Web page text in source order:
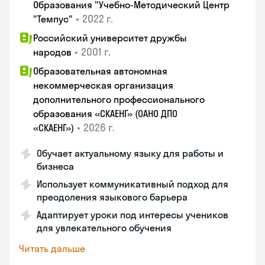
Образования "Учебно-Методический Центр
"Темпус" • 2022 г.
Российский университет дружбы
народов • 2001 г.
Образовательная автономная
некоммерческая организация
дополнительного профессионального
образования «СКАЕНГ» (ОАНО ДПО
«СКАЕНГ») • 2026 г.
Обучает актуальному языку для работы и
бизнеса
Использует коммуникативный подход для
преодоления языкового барьера
Адаптирует уроки под интересы учеников
для увлекательного обучения
Читать дальше